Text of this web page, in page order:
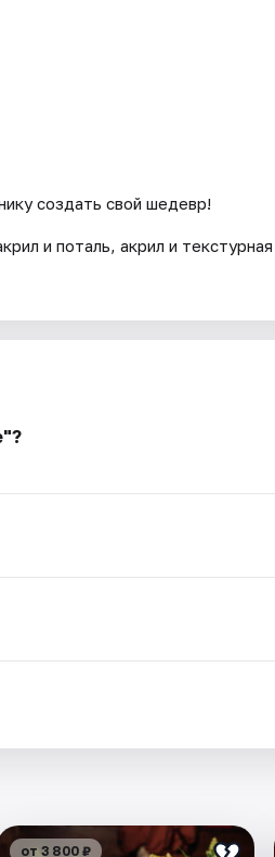
создать свой шедевр!
и поталь, акрил и текстурная
от 3 800 ₽